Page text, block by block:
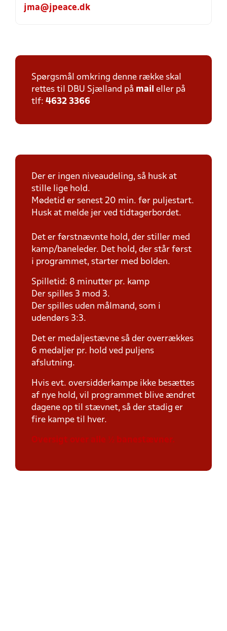
jma@jpeace.dk
Spørgsmål omkring denne række skal
rettes til DBU Sjælland på mail eller på
tlf: 4632 3366
Der er ingen niveaudeling, så husk at
stille lige hold.
Mødetid er senest 20 min. før puljestart.
Husk at melde jer ved tidtagerbordet.
Det er førstnævnte hold, der stiller med
kamp/baneleder. Det hold, der står først
i programmet, starter med bolden.
Spilletid: 8 minutter pr. kamp
Der spilles 3 mod 3.
Der spilles uden målmand, som i
udendørs 3:3.
Det er medaljestævne så der overrækkes
6 medaljer pr. hold ved puljens
afslutning.
Hvis evt. oversidderkampe ikke besættes
af nye hold, vil programmet blive ændret
dagene op til stævnet, så der stadig er
fire kampe til hver.
Oversigt over alle ½ banestævner.